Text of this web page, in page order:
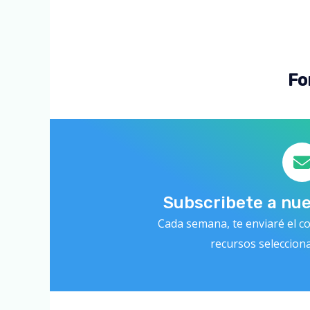
Subscribete a
Cada semana, te enviaré el
recursos